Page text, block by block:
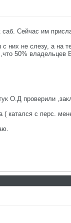
Сейчас им
них не слезу, а на
50%
О.Д проверили
катался с перс.